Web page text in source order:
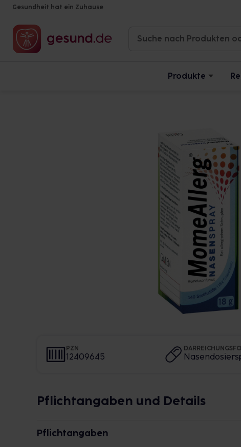
Gesundheit hat ein Zuhause
Produkte
PZN
12409645
Pflichtangaben und Details
Pflichtangaben